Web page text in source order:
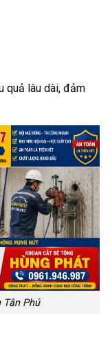
quả lâu dài, đảm
Tân Phú